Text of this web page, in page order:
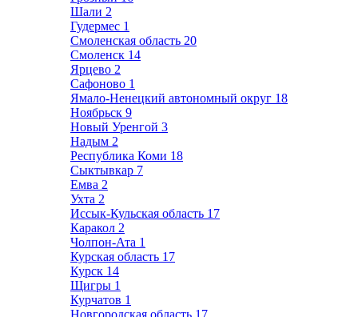
Шали 2
Гудермес 1
Смоленская область 20
Смоленск 14
Ярцево 2
Сафоново 1
Ямало-Ненецкий автономный округ 18
Ноябрьск 9
Новый Уренгой 3
Надым 2
Республика Коми 18
Сыктывкар 7
Емва 2
Ухта 2
Иссык-Кульская область 17
Каракол 2
Чолпон-Ата 1
Курская область 17
Курск 14
Щигры 1
Курчатов 1
Новгородская область 17